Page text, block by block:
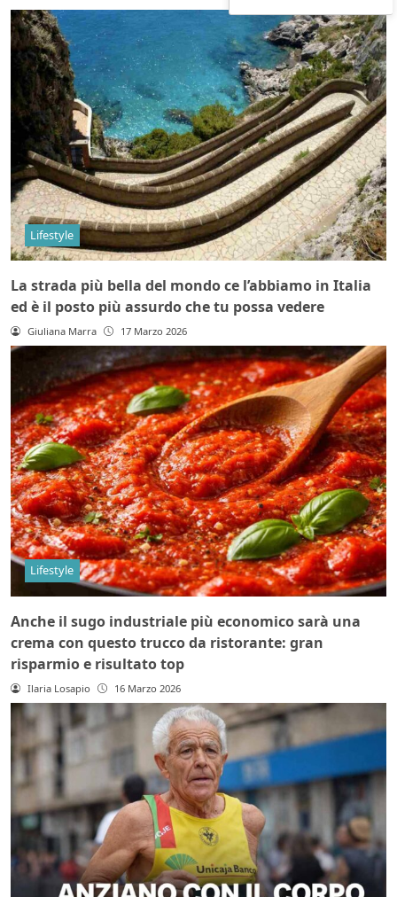
Lifestyle
La strada più bella del mondo ce l’abbiamo in Italia
ed è il posto più assurdo che tu possa vedere
Giuliana Marra 17 Marzo 2026
Lifestyle
Anche il sugo industriale più economico sarà una
crema con questo trucco da ristorante: gran
risparmio e risultato top
Ilaria Losapio 16 Marzo 2026